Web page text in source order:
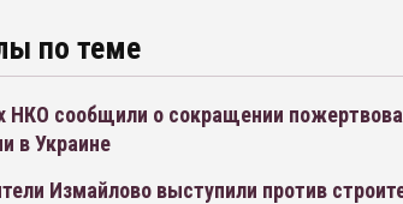
по теме
НКО сообщили о сокращении
в Украине
Измайлово выступили против